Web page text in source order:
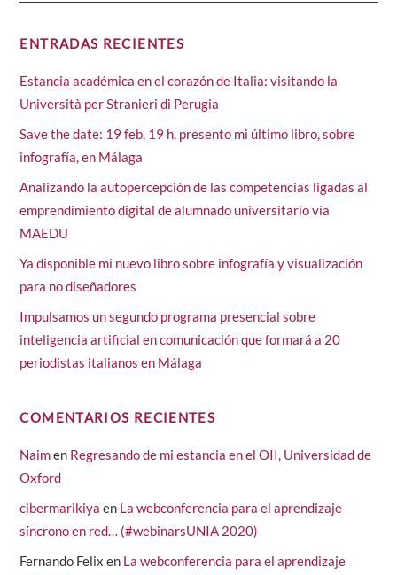
ENTRADAS RECIENTES
Estancia académica en el corazón de Italia: visitando la
Università per Stranieri di Perugia
Save the date: 19 feb, 19 h, presento mi último libro, sobre
infografía, en Málaga
Analizando la autopercepción de las competencias ligadas al
emprendimiento digital de alumnado universitario vía
MAEDU
Ya disponible mi nuevo libro sobre infografía y visualización
para no diseñadores
Impulsamos un segundo programa presencial sobre
inteligencia artificial en comunicación que formará a 20
periodistas italianos en Málaga
COMENTARIOS RECIENTES
Naimen Regresando de mi estancia en el OII, Universidad de
Oxford
cibermarikiya en La webconferencia para el aprendizaje
síncrono en red… (#webinarsUNIA 2020)
Fernando Felix en La webconferencia para el aprendizaje